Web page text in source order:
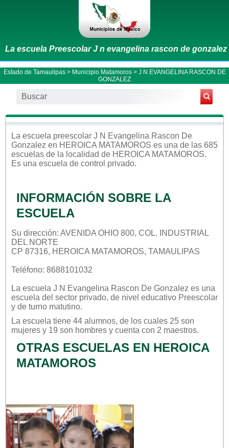
La escuela Preescolar J n evangelina rascon de gonzalez
Estado de Tamaulipas> Municipio Matamoros> J N EVANGELINA RASCON DE
GONZALEZ
La escuela preescolar J N Evangelina Rascon De
Gonzalez en HEROICA MATAMOROS es una de las 685
escuelas de la localidad de HEROICA MATAMOROS.
Es una escuela de control privado.
INFORMACIÓN SOBRE LA
ESCUELA
Su dirección: AVENIDA OHIO 800, COL. INDUSTRIAL
DEL NORTE
CP 87316, HEROICA MATAMOROS, TAMAULIPAS
Teléfono: 8688101032
La escuela J N Evangelina Rascon De Gonzalez es una
escuela del sector privado, de nivel educativo Preescolar
y de turno matutino.
La escuela tiene 44 alumnos, de los cuales 25 son
mujeres y 19 son hombres y cuenta con 2 maestros.
OTRAS ESCUELAS EN HEROICA
MATAMOROS